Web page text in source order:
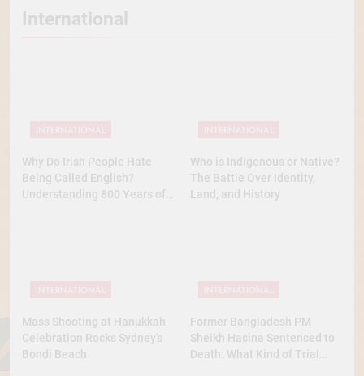
International
Why Do Irish People Hate
Being Called English?
Understanding 800 Years of
Who is Indigenous or Native?
The Battle Over Identity,
Land, and History
Mass Shooting at Hanukkah
Celebration Rocks Sydney’s
Bondi Beach
Former Bangladesh PM
Sheikh Hasina Sentenced to
Death: What Kind of Trial